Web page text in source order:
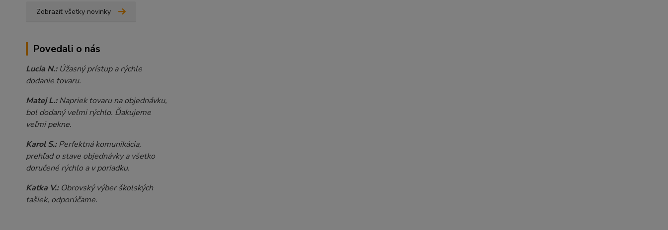
Zobraziť všetky novinky
Povedali o nás
Lucia N.:Úžasný prístup a rýchle
dodanie tovaru.
Matej L.:Napriek tovaru na objednávku,
bol dodaný veľmi rýchlo. Ďakujeme
veľmi pekne.
Karol S.:Perfektná komunikácia,
prehľad o stave objednávky a všetko
doručené rýchlo a v poriadku.
Katka V.: Obrovský výber školských
tašiek, odporúčame.